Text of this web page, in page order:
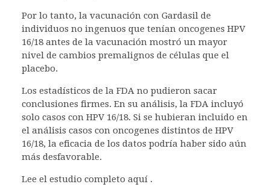
Por lo tanto, la vacunación con Gardasil de
individuos no ingenuos que tenían oncogenes HPV
16/18 antes de la vacunación mostró un mayor
nivel de cambios premalignos de células que el
placebo.
Los estadísticos de la FDA no pudieron sacar
conclusiones firmes. En su análisis, la FDA incluyó
solo casos con HPV 16/18. Si se hubieran incluido en
el análisis casos con oncogenes distintos de HPV
16/18, la eficacia de los datos podría haber sido aún
más desfavorable.
Lee el estudio completo aquí .